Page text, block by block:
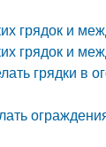
грядок и
грядок и
грядки в